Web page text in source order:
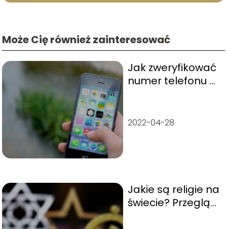
Może Cię również zainteresować
Jak zweryfikować
numer telefonu –
2022-04-28
Jakie są religie na
świecie? Przegląd